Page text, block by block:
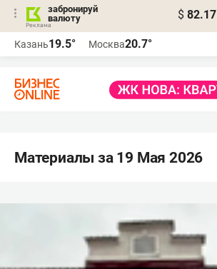
забронируй
валюту
$ 82.17
Казань19.5° Москва20.7°
Материалы за 19 Мая 2026